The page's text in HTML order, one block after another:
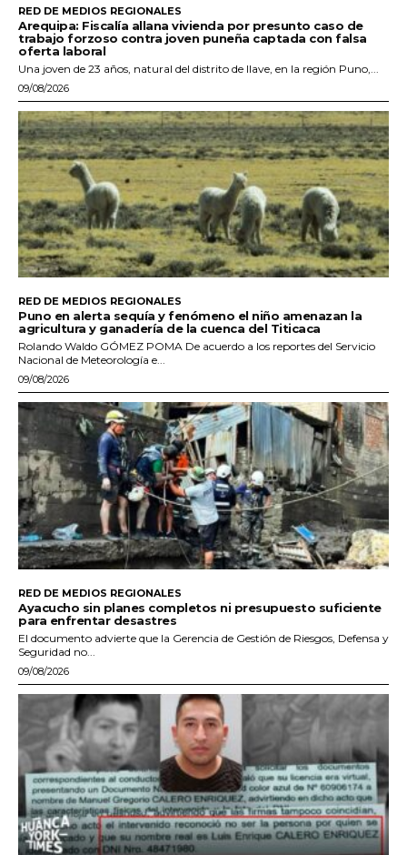
RED DE MEDIOS REGIONALES
Arequipa: Fiscalía allana vivienda por presunto caso de
trabajo forzoso contra joven puneña captada con falsa
oferta laboral
Una joven de 23 años, natural del distrito de Ilave, en la región Puno,...
09/08/2026
RED DE MEDIOS REGIONALES
Puno en alerta sequía y fenómeno el niño amenazan la
agricultura y ganadería de la cuenca del Titicaca
Rolando Waldo GÓMEZ POMA De acuerdo a los reportes del Servicio
Nacional de Meteorología e...
09/08/2026
RED DE MEDIOS REGIONALES
Ayacucho sin planes completos ni presupuesto suficiente
para enfrentar desastres
El documento advierte que la Gerencia de Gestión de Riesgos, Defensa y
Seguridad no...
09/08/2026